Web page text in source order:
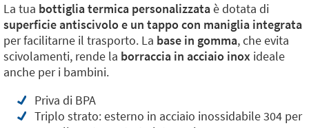
La tua bottiglia termica personalizzataè dotata di
superficie antiscivolo e un tappo con maniglia integrata
per facilitarne il trasporto. La base in gomma, che evita
scivolamenti, rende la borraccia in acciaio inox ideale
anche per i bambini.
Priva di BPA
Triplo strato: esterno in acciaio inossidabile 304 per